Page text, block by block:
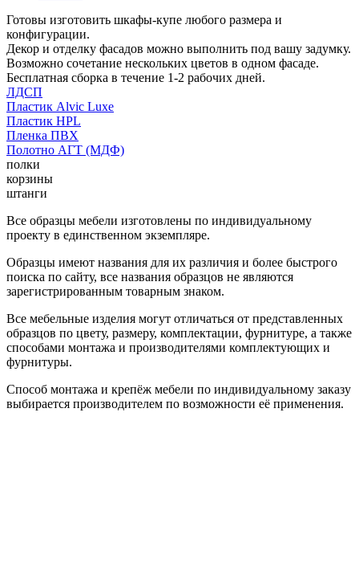
Готовы изготовить шкафы-купе любого размера и
конфигурации.
Декор и отделку фасадов можно выполнить под вашу задумку.
Возможно сочетание нескольких цветов в одном фасаде.
Бесплатная сборка в течение 1-2 рабочих дней.
ЛДСП
Пластик Alvic Luxe
Пластик HPL
Пленка ПВХ
Полотно АГТ (МДФ)
полки
корзины
штанги
Все образцы мебели изготовлены по индивидуальному
проекту в единственном экземпляре.
Образцы имеют названия для их различия и более быстрого
поиска по сайту, все названия образцов не являются
зарегистрированным товарным знаком.
Все мебельные изделия могут отличаться от представленных
образцов по цвету, размеру, комплектации, фурнитуре, а также
способами монтажа и производителями комплектующих и
фурнитуры.
Способ монтажа и крепёж мебели по индивидуальному заказу
выбирается производителем по возможности её применения.